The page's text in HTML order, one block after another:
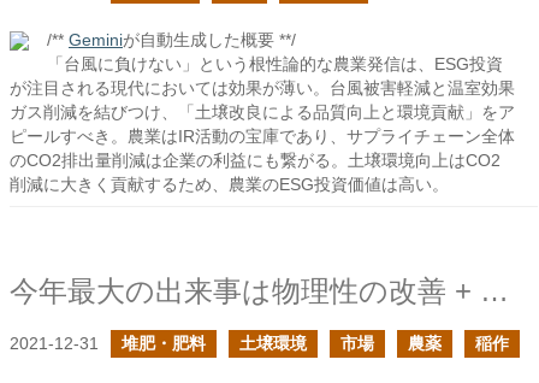
/** Geminiが自動生成した概要 **/
「台風に負けない」という根性論的な農業発信は、ESG投資
が注目される現代においては効果が薄い。台風被害軽減と温室効果
ガス削減を結びつけ、「土壌改良による品質向上と環境貢献」をア
ピールすべき。農業はIR活動の宝庫であり、サプライチェーン全体
のCO2排出量削減は企業の利益にも繋がる。土壌環境向上はCO2
削減に大きく貢献するため、農業のESG投資価値は高い。
今年最大の出来事は物理性の改善 + レンゲ + 中干しなしの稲作によるインパクトを感じたこと
2021-12-31 堆肥・肥料 土壌環境 市場 農薬 稲作